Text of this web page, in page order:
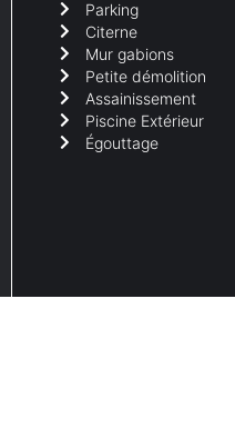
Parking
Citerne
Mur gabions
Petite démolition
Assainissement
Piscine Extérieur
Égouttage